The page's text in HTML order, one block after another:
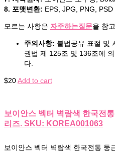
8. 포맷변환: EPS, JPG, PNG, PSD
모르는 사항은 자주하는질문을 참
주의사항: 불법공유 표절 및
권법 제 125조 및 136조에
다.
$20Add to cart
보이안스 벡터 벽람색 한국전
리즈. SKU: KOREA001063
보이안스 벡터 벽람색 한국전통 둥